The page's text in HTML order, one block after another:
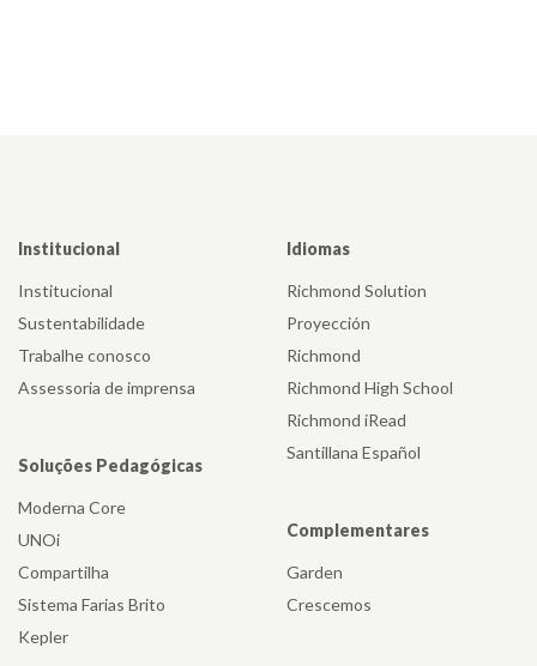
Institucional
Institucional
Sustentabilidade
Trabalhe conosco
Assessoria de imprensa
Soluções Pedagógicas
Moderna Core
UNOi
Compartilha
Sistema Farias Brito
Kepler
Idiomas
Richmond Solution
Proyección
Richmond
Richmond High School
Richmond iRead
Santillana Español
Complementares
Garden
Crescemos